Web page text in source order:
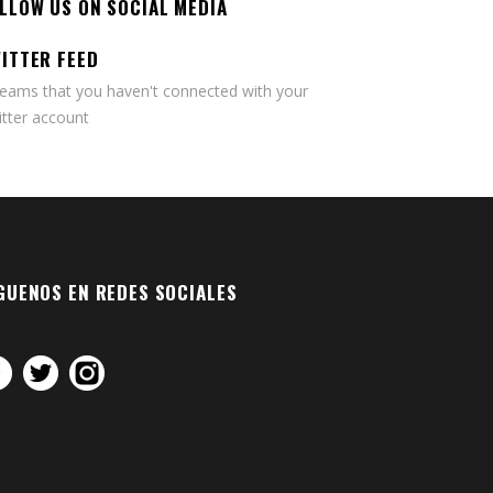
US ON SOCIAL MEDIA
FEED
that you haven't connected with your
account
EN REDES SOCIALES